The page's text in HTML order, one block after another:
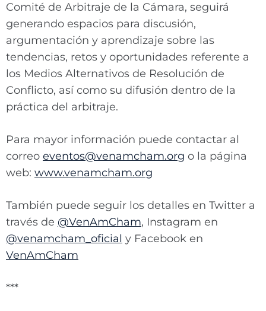
Comité de Arbitraje de la Cámara, seguirá
generando espacios para discusión,
argumentación y aprendizaje sobre las
tendencias, retos y oportunidades referente a
los Medios Alternativos de Resolución de
Conflicto, así como su difusión dentro de la
práctica del arbitraje.
Para mayor información puede contactar al
correo eventos@venamcham.org o la página
web: www.venamcham.org
También puede seguir los detalles en Twitter a
través de @VenAmCham, Instagram en
@venamcham_oficial y Facebook en
VenAmCham
***